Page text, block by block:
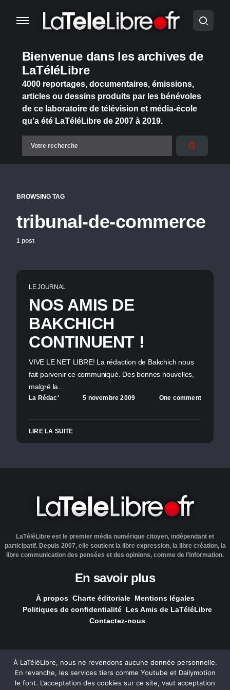
Bienvenue dans les archives de
LaTéléLibre
4000 reportages, documentaires, émissions,
articles ou dessins produits par les bénévoles
de ce laboratoire de télévision et média-école
qu’a été LaTéléLibre de 2007 à 2019.
BROWSING TAG
tribunal-de-commerce
1 post
LE JOURNAL
NOS AMIS DE
BAKCHICH
CONTINUENT !
VIVE LE NET LIBRE! La rédaction de Bakchich nous
fait parvenir ce communiqué. Des bonnes nouvelles,
malgré la…
La Rédac' 5 novembre 2009 One comment
LIRE LA SUITE
LaTéléLibre est le premier média numérique citoyen, indépendant et
participatif. Depuis 2007, elle soutient la libre expression, la libre création, la
libre communication des pensées et des opinions, comme de l’information.
En savoir plus
À propos Charte éditoriale Mentions légales
Politiques de confidentialité Les Amis de LaTéléLibre
Contactez-nous
LaTéléLibre.fr, ce site a été réalisé par l'agenceNOUS, Ouvert,
À LaTéléLibre, nous ne revendons aucune donnée personnelle.
En revanche, les services tiers comme Youtube et Dailymotion
le font. L’acceptation des cookies sur ce site, vaut acceptation